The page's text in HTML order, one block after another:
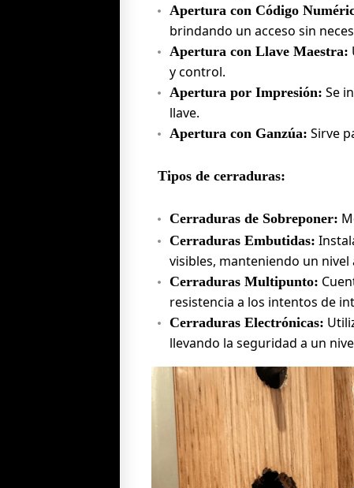
Apertura con Código
brindando un acceso sin
Apertura con Llave Maestra:
y control.
Apertura por Impresión: Se
llave.
Apertura con Ganzúa: Sirve
Tipos de cerraduras:
Cerraduras de Sobreponer:
Cerraduras Embutidas:
visibles, manteniendo un
Cerraduras Multipunto:
resistencia a los intentos de
Cerraduras Electrónicas:
llevando la seguridad a un